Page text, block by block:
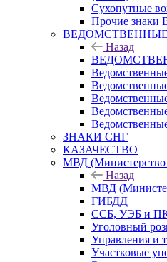
Сухопутные
Прочие знаки
Назад
ЗНАКИ СНГ
КАЗАЧЕСТВО
МВД (Министерство
Назад
МВД
ГИБДД
ССБ, УЭБ и
Уголовный
Управления и
Участковые